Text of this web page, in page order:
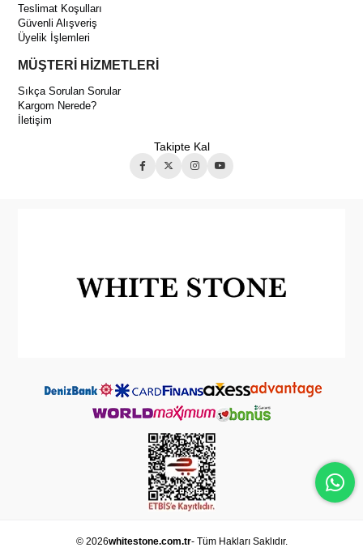
Teslimat Koşulları
Güvenli Alışveriş
Üyelik İşlemleri
MÜŞTERİ HİZMETLERİ
Sıkça Sorulan Sorular
Kargom Nerede?
İletişim
Takipte Kal
© 2026whitestone.com.tr- Tüm Hakları Saklıdır.